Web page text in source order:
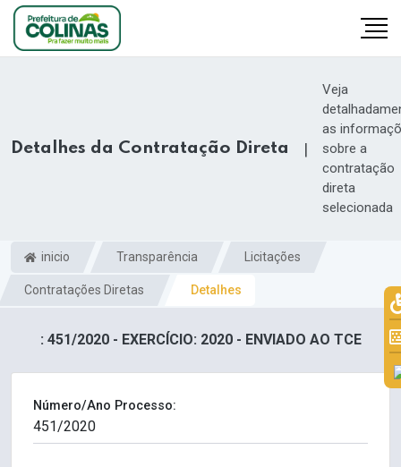
Detalhes da Contratação Direta |
Veja
as
sobre a
contratação
direta
selecionada
inicio Transparência Licitações
Contratações Diretas Detalhes
: 451/2020 - EXERCÍCIO: 2020 - ENVIADO AO TCE
Número/Ano Processo: